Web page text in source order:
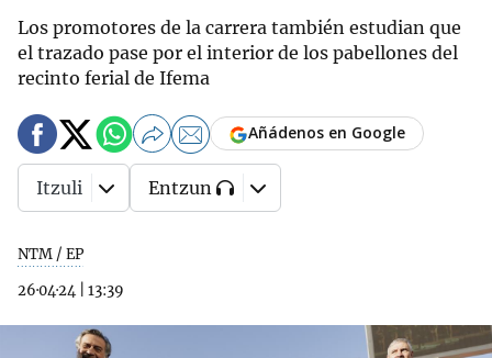
Los promotores de la carrera también estudian que
el trazado pase por el interior de los pabellones del
recinto ferial de Ifema
NTM / EP
26·04·24
13:39
Añádenos en Google
Itzuli Entzun